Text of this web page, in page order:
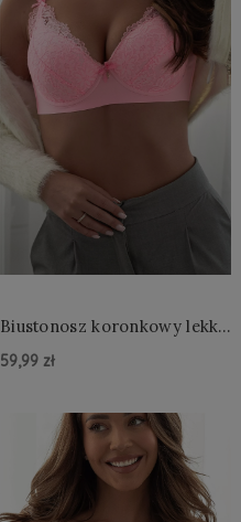
Biustonosz koronkowy lekki
59,99 zł
Do Koszyka »